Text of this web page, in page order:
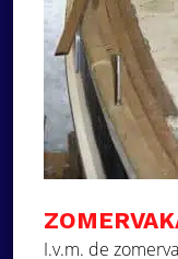
I.v.m. de
Deze
gebruik van
Deze website
gebruikerservaring
onze website te
alle cookies in
STRIKT